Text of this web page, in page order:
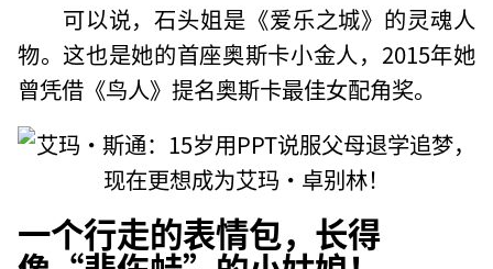
可以说，石头姐是《爱乐之城》的灵魂人
物。这也是她的首座奥斯卡小金人，2015年她
曾凭借《鸟人》提名奥斯卡最佳女配角奖。
一个行走的表情包，长得